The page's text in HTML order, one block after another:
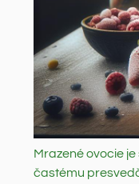
Mrazené ovocie
častému